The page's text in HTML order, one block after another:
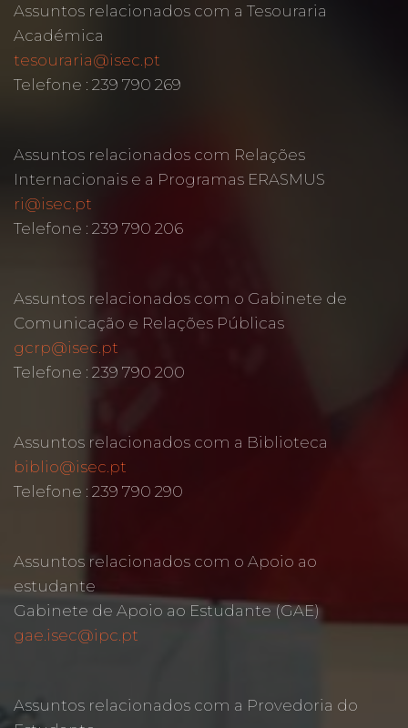
Assuntos relacionados com a Tesouraria
Académica
tesouraria@isec.pt
Telefone : 239 790 269
Assuntos relacionados com Relações
Internacionais e a Programas ERASMUS
ri@isec.pt
Telefone : 239 790 206
Assuntos relacionados com o Gabinete de
Comunicação e Relações Públicas
gcrp@isec.pt
Telefone : 239 790 200
Assuntos relacionados com a Biblioteca
biblio@isec.pt
Telefone : 239 790 290
Assuntos relacionados com o Apoio ao
estudante
Gabinete de Apoio ao Estudante (GAE)
gae.isec@ipc.pt
Assuntos relacionados com a Provedoria do